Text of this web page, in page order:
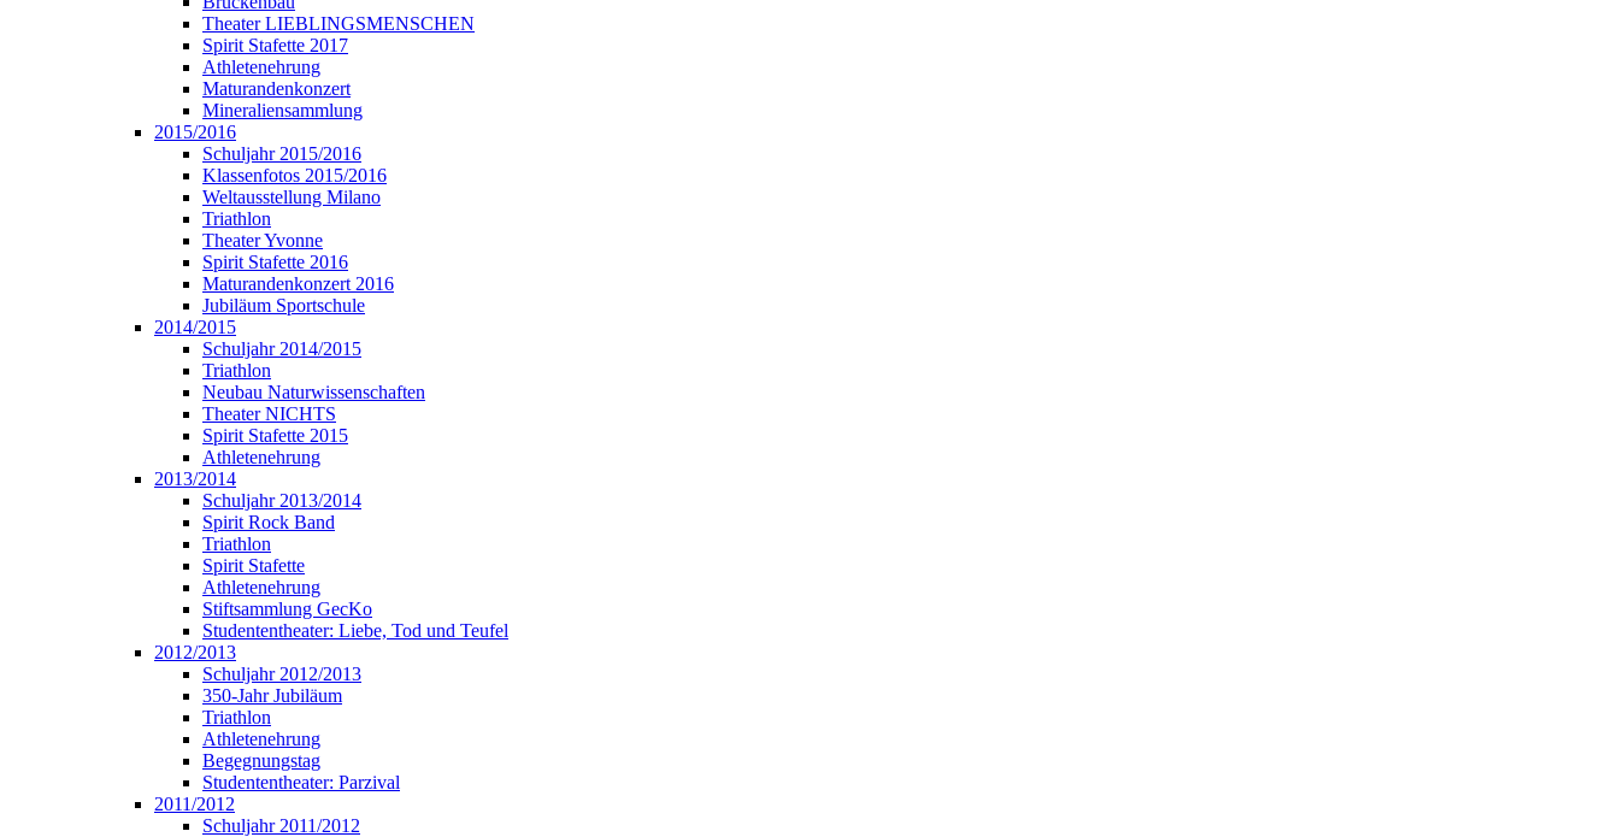
Theater LIEBLINGSMENSCHEN
Spirit Stafette 2017
Athletenehrung
Maturandenkonzert
Mineraliensammlung
2015/2016
Schuljahr 2015/2016
Klassenfotos 2015/2016
Weltausstellung Milano
Triathlon
Theater Yvonne
Spirit Stafette 2016
Maturandenkonzert 2016
Jubiläum Sportschule
2014/2015
Schuljahr 2014/2015
Triathlon
Neubau Naturwissenschaften
Theater NICHTS
Spirit Stafette 2015
Athletenehrung
2013/2014
Schuljahr 2013/2014
Spirit Rock Band
Triathlon
Spirit Stafette
Athletenehrung
Stiftsammlung GecKo
Studententheater: Liebe, Tod und Teufel
2012/2013
Schuljahr 2012/2013
350-Jahr Jubiläum
Triathlon
Athletenehrung
Begegnungstag
Studententheater: Parzival
2011/2012
Schuljahr 2011/2012